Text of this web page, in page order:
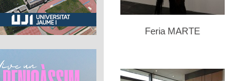
Feria MARTE